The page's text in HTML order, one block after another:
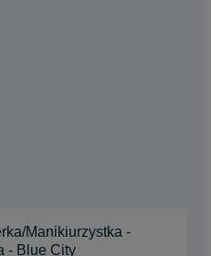
Manikiurzystka -
- Blue City